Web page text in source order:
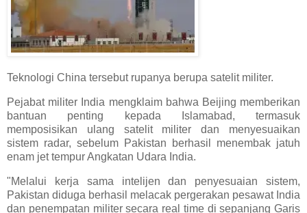
Teknologi China tersebut rupanya berupa satelit militer.
Pejabat militer India mengklaim bahwa Beijing memberikan
bantuan penting kepada Islamabad, termasuk
memposisikan ulang satelit militer dan menyesuaikan
sistem radar, sebelum Pakistan berhasil menembak jatuh
enam jet tempur Angkatan Udara India.
"Melalui kerja sama intelijen dan penyesuaian sistem,
Pakistan diduga berhasil melacak pergerakan pesawat India
dan penempatan militer secara real time di sepanjang Garis